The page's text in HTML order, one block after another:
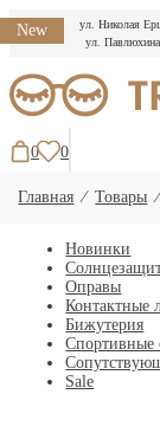
ул. Николая
ул.
к
содержимому
0 0
Главная ⁄Товары
Новинки
Оправы
Контактные
Бижутерия
Спортивные
Sale
New